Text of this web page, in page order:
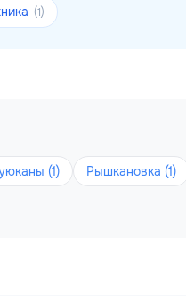
(1)
(1) Рышкановка (1)